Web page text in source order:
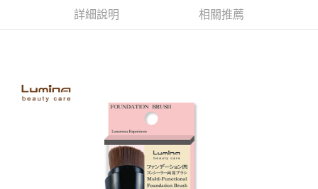
請求用戶進行身份認證。
付款後寶雅門市自取(由倉庫統一出貨)
詳細說明 相關推薦